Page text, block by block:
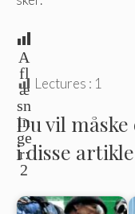
A
fl
æ
sn
in
ge
r:
2
Lectures : 1
Du vil
i disse